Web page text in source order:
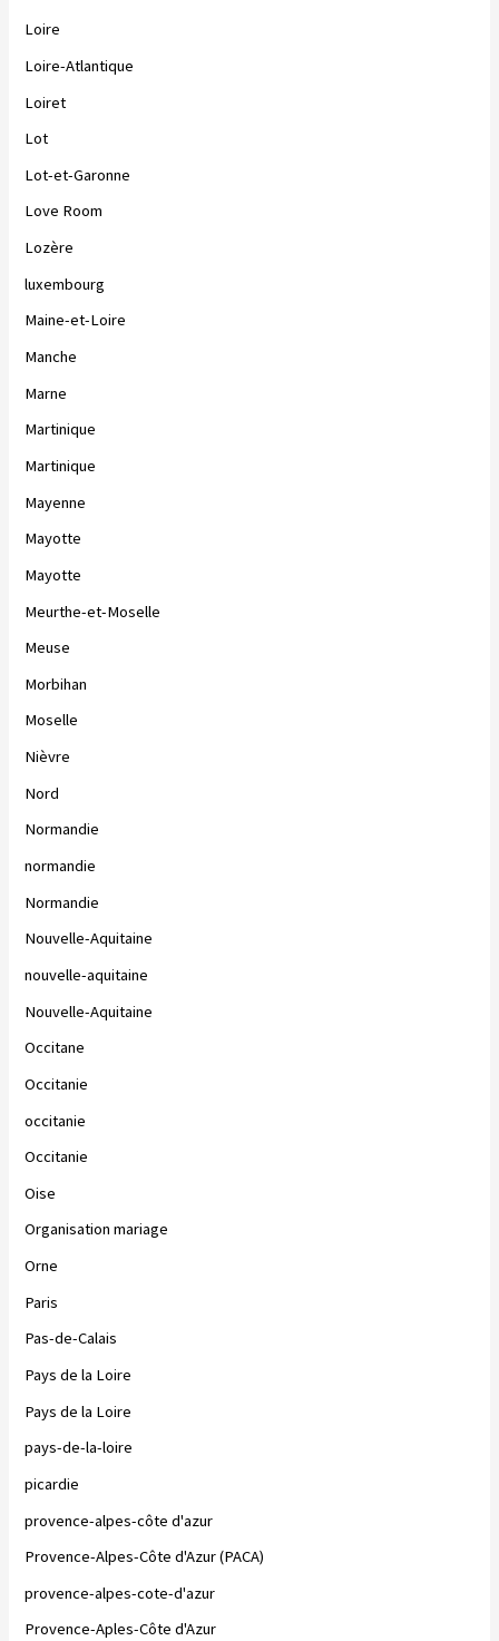
Loire
Loire-Atlantique
Loiret
Lot
Lot-et-Garonne
Love Room
Lozère
luxembourg
Maine-et-Loire
Manche
Marne
Martinique
Martinique
Mayenne
Mayotte
Mayotte
Meurthe-et-Moselle
Meuse
Morbihan
Moselle
Nièvre
Nord
Normandie
normandie
Normandie
Nouvelle-Aquitaine
nouvelle-aquitaine
Nouvelle-Aquitaine
Occitane
Occitanie
occitanie
Occitanie
Oise
Organisation mariage
Orne
Paris
Pas-de-Calais
Pays de la Loire
Pays de la Loire
pays-de-la-loire
picardie
provence-alpes-côte d'azur
Provence-Alpes-Côte d'Azur (PACA)
provence-alpes-cote-d'azur
Provence-Aples-Côte d'Azur